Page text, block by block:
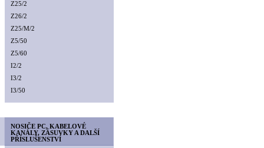
Z25/2
Z26/2
Z25/M/2
Z5/50
Z5/60
I2/2
I3/2
I3/50
NOSIČE PC, KABELOVÉ
KANÁLY, ZÁSUVKY A DALŠÍ
PŘÍSLUŠENSTVÍ